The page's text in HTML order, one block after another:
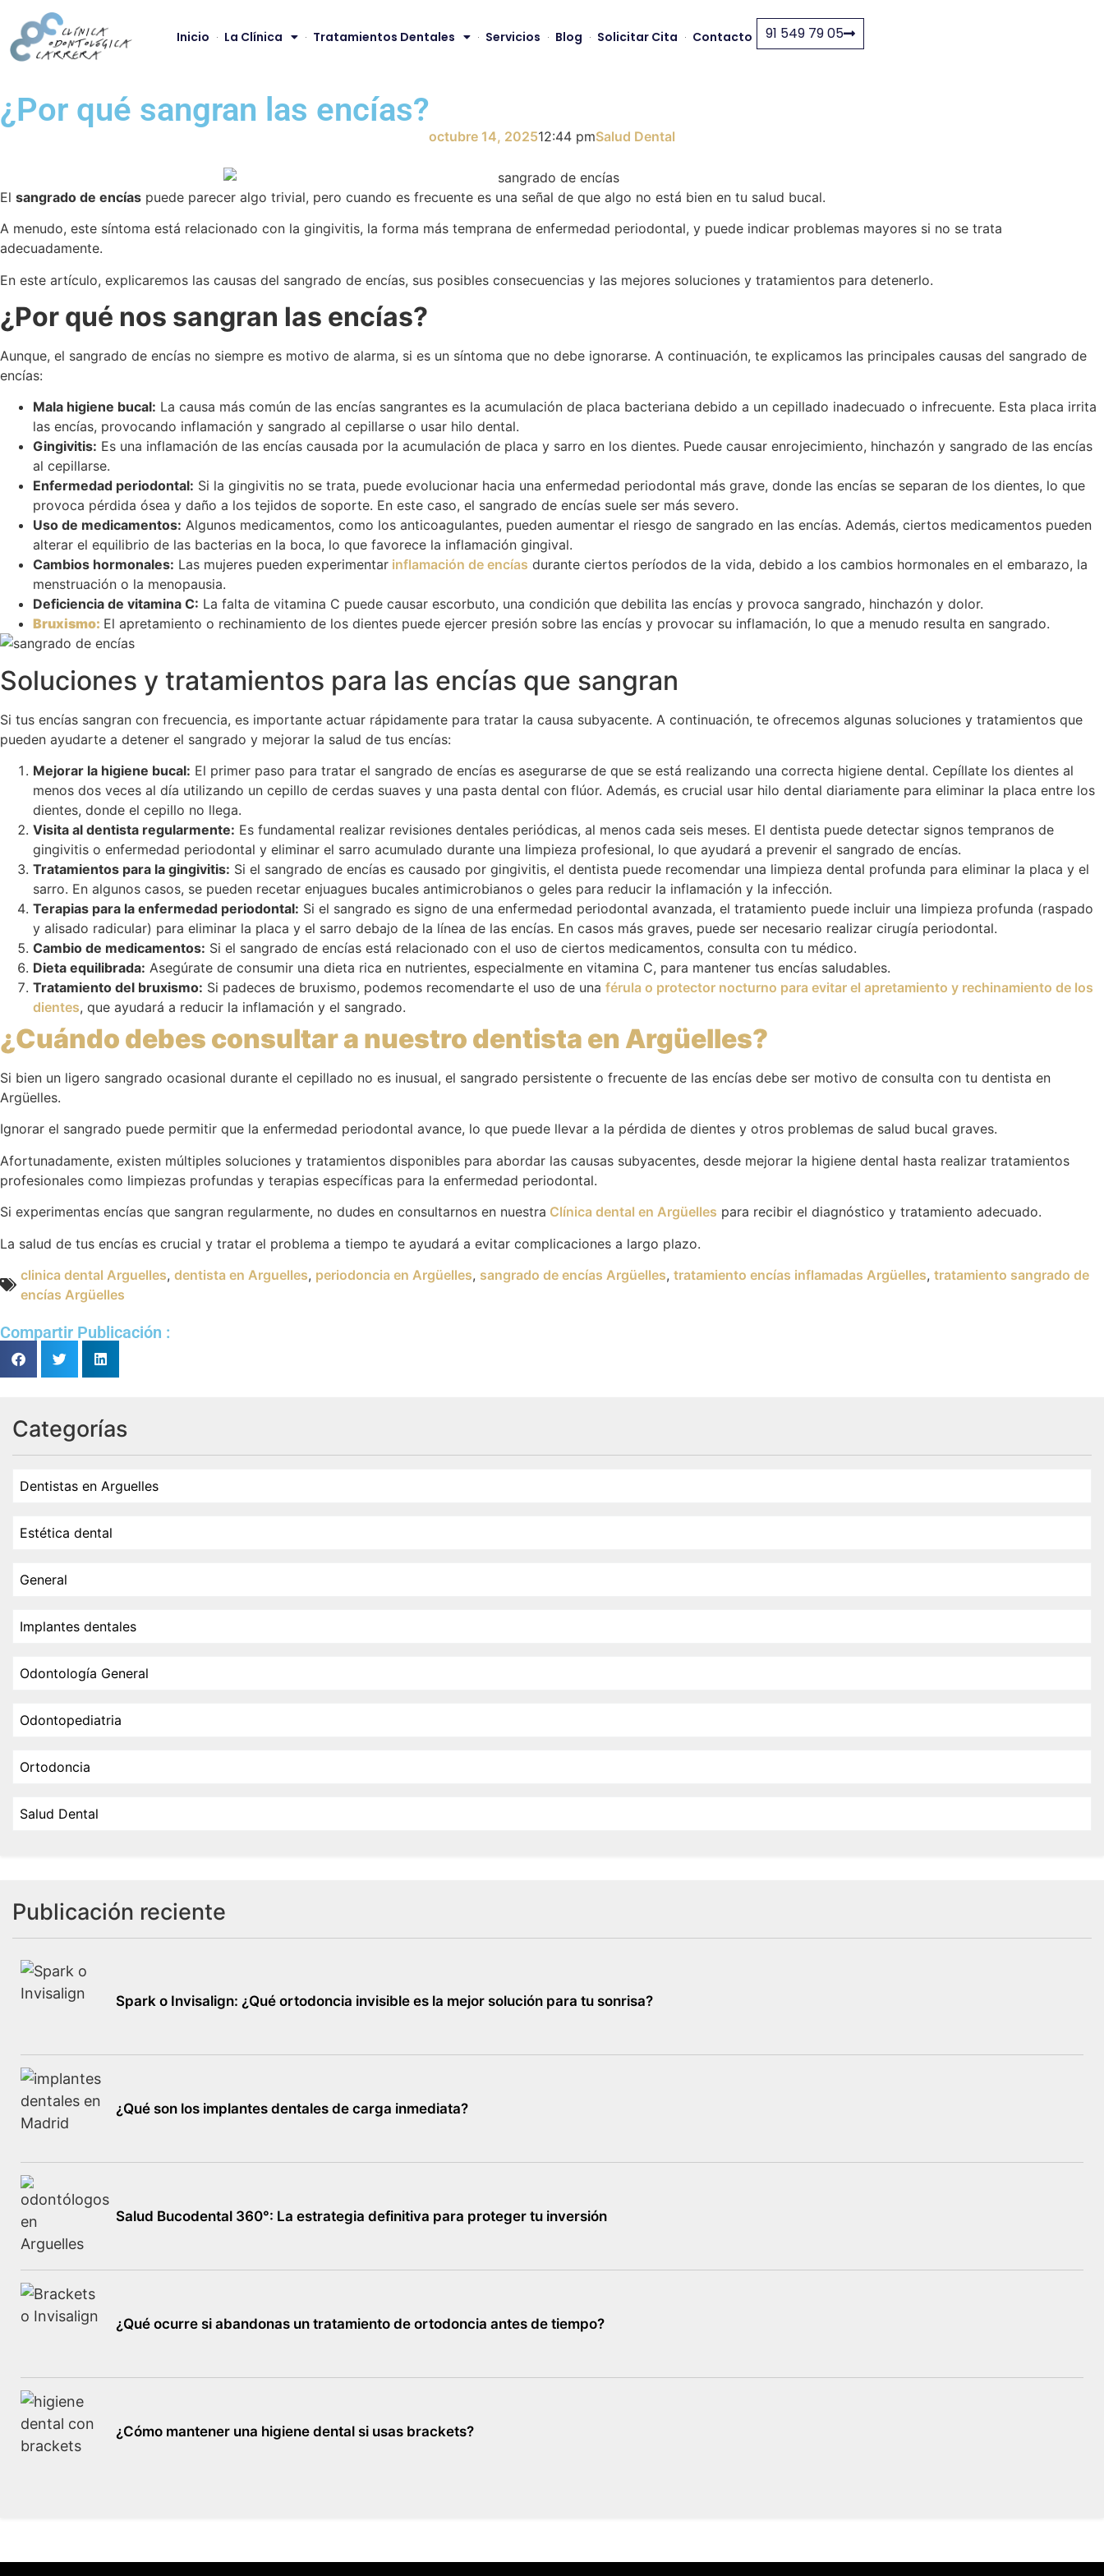
Inicio La Clínica Tratamientos Dentales Servicios Blog Solicitar Cita Contacto 91 549 79 05
¿Por qué sangran las encías?
octubre 14, 202512:44 pmSalud Dental
El sangrado de encías puede parecer algo trivial, pero cuando es frecuente es una señal de que algo no está bien en tu salud bucal.
A menudo, este síntoma está relacionado con la gingivitis, la forma más temprana de enfermedad periodontal, y puede indicar problemas mayores si no se trata
adecuadamente.
En este artículo, explicaremos las causas del sangrado de encías, sus posibles consecuencias y las mejores soluciones y tratamientos para detenerlo.
¿Por qué nos sangran las encías?
Aunque, el sangrado de encías no siempre es motivo de alarma, si es un síntoma que no debe ignorarse. A continuación, te explicamos las principales causas del sangrado de
encías:
Mala higiene bucal: La causa más común de las encías sangrantes es la acumulación de placa bacteriana debido a un cepillado inadecuado o infrecuente. Esta placa irrita
las encías, provocando inflamación y sangrado al cepillarse o usar hilo dental.
Gingivitis: Es una inflamación de las encías causada por la acumulación de placa y sarro en los dientes. Puede causar enrojecimiento, hinchazón y sangrado de las encías
al cepillarse.
Enfermedad periodontal: Si la gingivitis no se trata, puede evolucionar hacia una enfermedad periodontal más grave, donde las encías se separan de los dientes, lo que
provoca pérdida ósea y daño a los tejidos de soporte. En este caso, el sangrado de encías suele ser más severo.
Uso de medicamentos: Algunos medicamentos, como los anticoagulantes, pueden aumentar el riesgo de sangrado en las encías. Además, ciertos medicamentos pueden
alterar el equilibrio de las bacterias en la boca, lo que favorece la inflamación gingival.
Cambios hormonales: Las mujeres pueden experimentar inflamación de encías durante ciertos períodos de la vida, debido a los cambios hormonales en el embarazo, la
menstruación o la menopausia.
Deficiencia de vitamina C: La falta de vitamina C puede causar escorbuto, una condición que debilita las encías y provoca sangrado, hinchazón y dolor.
Bruxismo: El apretamiento o rechinamiento de los dientes puede ejercer presión sobre las encías y provocar su inflamación, lo que a menudo resulta en sangrado.
Soluciones y tratamientos para las encías que sangran
Si tus encías sangran con frecuencia, es importante actuar rápidamente para tratar la causa subyacente. A continuación, te ofrecemos algunas soluciones y tratamientos que
pueden ayudarte a detener el sangrado y mejorar la salud de tus encías:
Mejorar la higiene bucal: El primer paso para tratar el sangrado de encías es asegurarse de que se está realizando una correcta higiene dental. Cepíllate los dientes al
menos dos veces al día utilizando un cepillo de cerdas suaves y una pasta dental con flúor. Además, es crucial usar hilo dental diariamente para eliminar la placa entre los
dientes, donde el cepillo no llega.
Visita al dentista regularmente: Es fundamental realizar revisiones dentales periódicas, al menos cada seis meses. El dentista puede detectar signos tempranos de
gingivitis o enfermedad periodontal y eliminar el sarro acumulado durante una limpieza profesional, lo que ayudará a prevenir el sangrado de encías.
Tratamientos para la gingivitis: Si el sangrado de encías es causado por gingivitis, el dentista puede recomendar una limpieza dental profunda para eliminar la placa y el
sarro. En algunos casos, se pueden recetar enjuagues bucales antimicrobianos o geles para reducir la inflamación y la infección.
Terapias para la enfermedad periodontal: Si el sangrado es signo de una enfermedad periodontal avanzada, el tratamiento puede incluir una limpieza profunda (raspado
y alisado radicular) para eliminar la placa y el sarro debajo de la línea de las encías. En casos más graves, puede ser necesario realizar cirugía periodontal.
Cambio de medicamentos: Si el sangrado de encías está relacionado con el uso de ciertos medicamentos, consulta con tu médico.
Dieta equilibrada: Asegúrate de consumir una dieta rica en nutrientes, especialmente en vitamina C, para mantener tus encías saludables.
Tratamiento del bruxismo: Si padeces de bruxismo, podemos recomendarte el uso de una férula o protector nocturno para evitar el apretamiento y rechinamiento de los
dientes, que ayudará a reducir la inflamación y el sangrado.
¿Cuándo debes consultar a nuestro dentista en Argüelles?
Si bien un ligero sangrado ocasional durante el cepillado no es inusual, el sangrado persistente o frecuente de las encías debe ser motivo de consulta con tu dentista en
Argüelles.
Ignorar el sangrado puede permitir que la enfermedad periodontal avance, lo que puede llevar a la pérdida de dientes y otros problemas de salud bucal graves.
Afortunadamente, existen múltiples soluciones y tratamientos disponibles para abordar las causas subyacentes, desde mejorar la higiene dental hasta realizar tratamientos
profesionales como limpiezas profundas y terapias específicas para la enfermedad periodontal.
Si experimentas encías que sangran regularmente, no dudes en consultarnos en nuestra Clínica dental en Argüelles para recibir el diagnóstico y tratamiento adecuado.
La salud de tus encías es crucial y tratar el problema a tiempo te ayudará a evitar complicaciones a largo plazo.
clinica dental Arguelles, dentista en Arguelles, periodoncia en Argüelles, sangrado de encías Argüelles, tratamiento encías inflamadas Argüelles, tratamiento sangrado de
encías Argüelles
Compartir Publicación :
Categorías
Dentistas en Arguelles
Estética dental
General
Implantes dentales
Odontología General
Odontopediatria
Ortodoncia
Salud Dental
Publicación reciente
Spark o Invisalign: ¿Qué ortodoncia invisible es la mejor solución para tu sonrisa?
¿Qué son los implantes dentales de carga inmediata?
Salud Bucodental 360°: La estrategia definitiva para proteger tu inversión
¿Qué ocurre si abandonas un tratamiento de ortodoncia antes de tiempo?
¿Cómo mantener una higiene dental si usas brackets?